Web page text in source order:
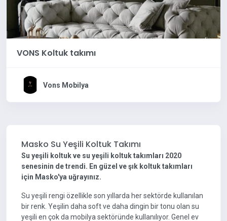
VONS Koltuk takımı
Vons Mobilya
Masko Su Yeşili Koltuk Takımı
Su yeşili koltuk ve su yeşili koltuk takımları 2020
senesinin de trendi. En güzel ve şık koltuk takımları
için Masko'ya uğrayınız.
Su yeşili rengi özellikle son yıllarda her sektörde kullanılan
bir renk. Yeşilin daha soft ve daha dingin bir tonu olan su
yeşili en çok da mobilya sektöründe kullanılıyor. Genel ev